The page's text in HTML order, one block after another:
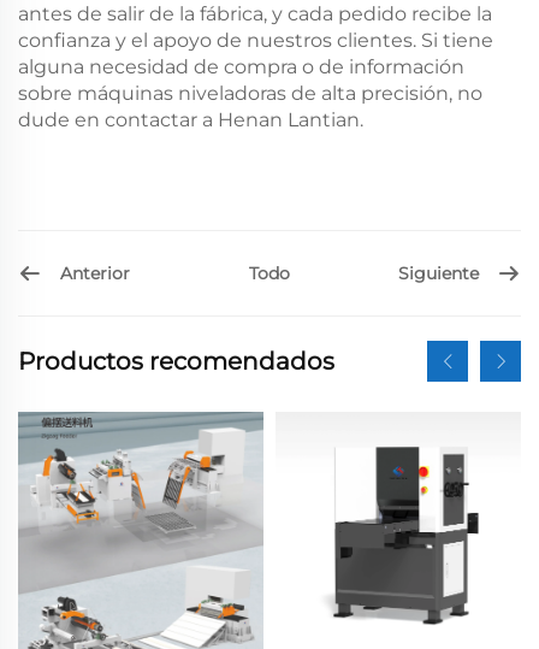
antes de salir de la fábrica, y cada pedido recibe la
confianza y el apoyo de nuestros clientes. Si tiene
alguna necesidad de compra o de información
sobre máquinas niveladoras de alta precisión, no
dude en contactar a Henan Lantian.
Anterior Todo Siguiente
Productos recomendados